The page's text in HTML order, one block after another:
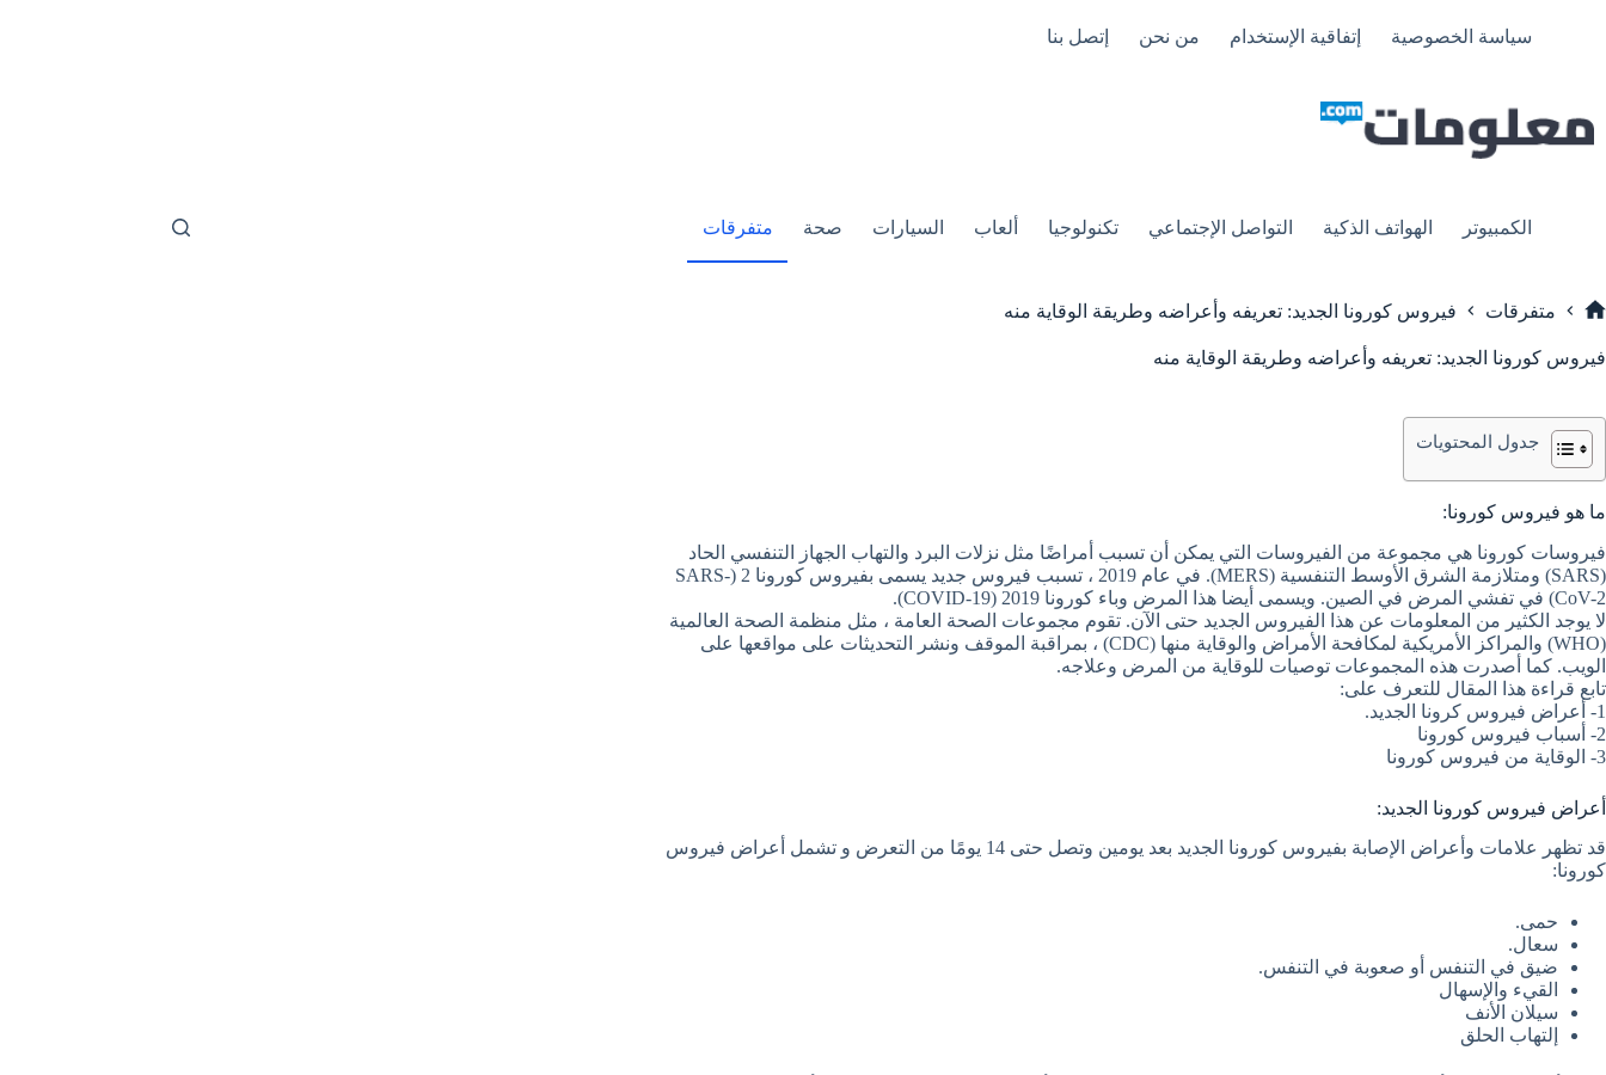
سياسة الخصوصية إتفاقية الإستخدام من نحن إتصل بنا
الكمبيوتر الهواتف الذكية التواصل الإجتماعي تكنولوجيا ألعاب السيارات صحة متفرقات
متفرقات فيروس كورونا الجديد: تعريفه وأعراضه وطريقة الوقاية منه
فيروس كورونا الجديد: تعريفه وأعراضه وطريقة الوقاية منه
جدول المحتويات
ما هو فيروس كورونا:
فيروسات كورونا هي مجموعة من الفيروسات التي يمكن أن تسبب أمراضًا مثل نزلات البرد والتهاب الجهاز التنفسي الحاد
(SARS) ومتلازمة الشرق الأوسط التنفسية (MERS). في عام 2019 ، تسبب فيروس جديد يسمى بفيروس كورونا 2 (SARS-
CoV-2) في تفشي المرض في الصين. ويسمى أيضا هذا المرض وباء كورونا 2019 (COVID-19).
لا يوجد الكثير من المعلومات عن هذا الفيروس الجديد حتى الآن. تقوم مجموعات الصحة العامة ، مثل منظمة الصحة العالمية
(WHO) والمراكز الأمريكية لمكافحة الأمراض والوقاية منها (CDC) ، بمراقبة الموقف ونشر التحديثات على مواقعها على
الويب. كما أصدرت هذه المجموعات توصيات للوقاية من المرض وعلاجه.
تابع قراءة هذا المقال للتعرف على:
1- أعراض فيروس كرونا الجديد.
2- أسباب فيروس كورونا
3- الوقاية من فيروس كورونا
أعراض فيروس كورونا الجديد:
قد تظهر علامات وأعراض الإصابة بفيروس كورونا الجديد بعد يومين وتصل حتى 14 يومًا من التعرض و تشمل أعراض فيروس
كورونا:
حمى.
سعال.
ضيق في التنفس أو صعوبة في التنفس.
القيء والإسهال
سيلان الأنف
إلتهاب الحلق